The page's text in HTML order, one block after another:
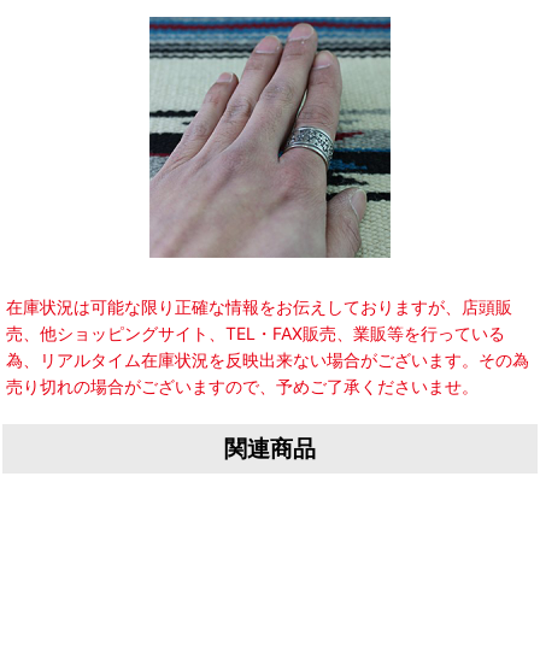
在庫状況は可能な限り正確な情報をお伝えしておりますが、店頭販
売、他ショッピングサイト、TEL・FAX販売、業販等を行っている
為、リアルタイム在庫状況を反映出来ない場合がございます。その為
売り切れの場合がございますので、予めご了承くださいませ。
関連商品